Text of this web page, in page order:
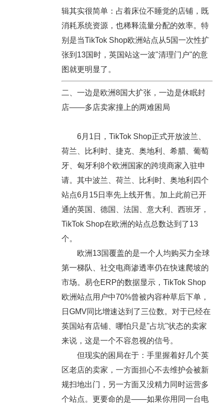
辑其实很简单：占着床位不睡觉的店铺，既
消耗系统资源，也稀释流量分配的效率。特
别是当TikTok Shop欧洲站点从5国一次性扩
张到13国时，英国站这一波"清理门户"的意
图就更明显了。
二、一边是欧洲8国大扩张，一边是休眠封
店——多店卖家撞上的两难困局
6月1日，TikTok Shop正式开放波兰、
荷兰、比利时、捷克、奥地利、希腊、葡萄
牙、匈牙利8个欧洲国家的跨境商家入驻申
请。其中波兰、荷兰、比利时、奥地利四个
站点6月15日率先上线开售。加上此前已开
通的英国、德国、法国、意大利、西班牙，
TikTok Shop在欧洲的站点总数达到了13
个。
欧洲13国覆盖的是一个人均购买力全球
第一梯队、社交电商渗透率仍在快速爬坡的
市场。易仓ERP的数据显示，TikTok Shop
欧洲站点用户中70%曾被内容种草后下单，
日GMV同比增速达到了三位数。对于已经在
英国站有店铺、哪怕只是"占坑"状态的卖家
来说，这是一个不容忽视的信号。
但现实的困局在于：手里握着好几个英
区老店的卖家，一方面担心不去维护会被新
规扫地出门，另一方面又没精力同时运营多
个站点。更要命的是——如果你用同一台电